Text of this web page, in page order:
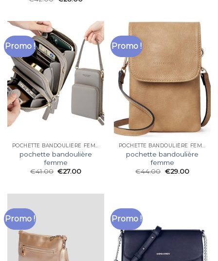
Promo !
POCHETTE BANDOULIÈRE FEMME
pochette bandoulière
femme
€41.00 €27.00
Promo !
POCHETTE BANDOULIÈRE FEMME
pochette bandoulière
femme
€44.00 €29.00
Promo ! Promo !